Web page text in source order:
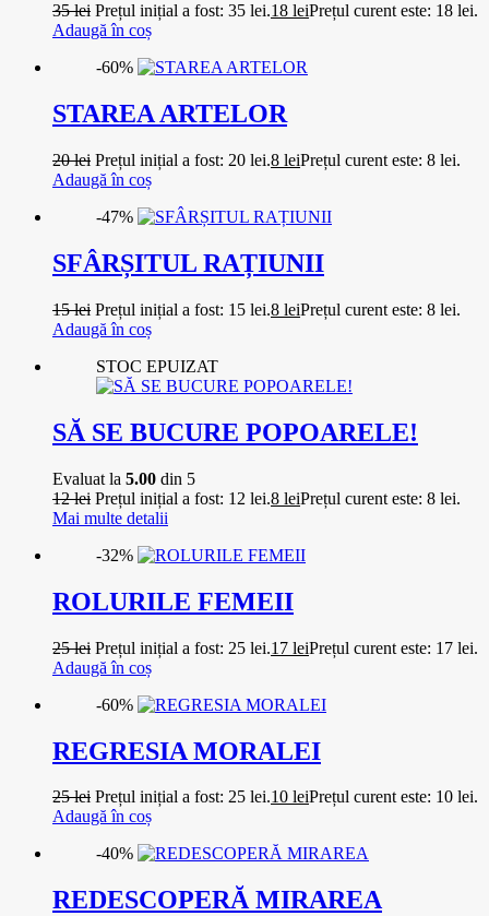
35lei Prețul inițial a fost: 35 lei.18 leiPrețul curent este: 18 lei.
Adaugă în coș
-60%
STAREA ARTELOR
20lei Prețul inițial a fost: 20 lei.8 leiPrețul curent este: 8 lei.
Adaugă în coș
-47%
SFÂRȘITUL RAȚIUNII
15lei Prețul inițial a fost: 15 lei.8 leiPrețul curent este: 8 lei.
Adaugă în coș
STOC EPUIZAT
SĂ SE BUCURE POPOARELE!
Evaluat la 5.00 din 5
12lei Prețul inițial a fost: 12 lei.8 leiPrețul curent este: 8 lei.
Mai multe detalii
-32%
ROLURILE FEMEII
25lei Prețul inițial a fost: 25 lei.17 leiPrețul curent este: 17 lei.
Adaugă în coș
-60%
REGRESIA MORALEI
25lei Prețul inițial a fost: 25 lei.10 leiPrețul curent este: 10 lei.
Adaugă în coș
-40%
REDESCOPERĂ MIRAREA